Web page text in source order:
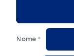
Nome *